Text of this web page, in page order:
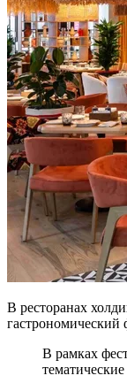
В ресторанах
гастрономический
В рамках